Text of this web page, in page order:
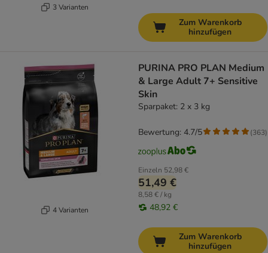
3 Varianten
Zum Warenkorb
hinzufügen
4 Varianten
PURINA PRO PLAN Medium
& Large Adult 7+ Sensitive
Skin
Sparpaket: 2 x 3 kg
Einzeln 52,98 €
51,49 €
8,58 € / kg
48,92 €
Bewertung: 4.7/5 (363)
Zum Warenkorb
hinzufügen